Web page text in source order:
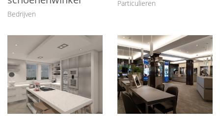
Bedrijven
Particulieren